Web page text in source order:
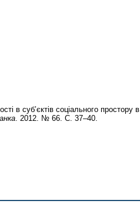
в суб’єктів соціального простору в
. 2012. № 66. С. 37–40.